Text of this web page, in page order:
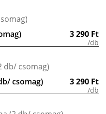
3 290 Ft
/db
csomag) 3 290 Ft
/db